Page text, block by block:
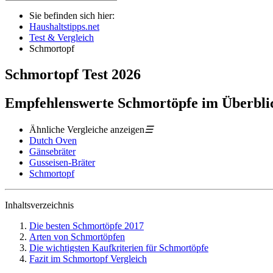
Sie befinden sich hier:
Haushaltstipps.net
Test & Vergleich
Schmortopf
SchmortopfTest 2026
Empfehlenswerte Schmortöpfe im
Ähnliche Vergleiche anzeigen☰
Dutch Oven
Gänsebräter
Gusseisen-Bräter
Schmortopf
Inhaltsverzeichnis
Die besten Schmortöpfe 2017
Arten von Schmortöpfen
Die wichtigsten Kaufkriterien für Schmortöpfe
Fazit im Schmortopf Vergleich